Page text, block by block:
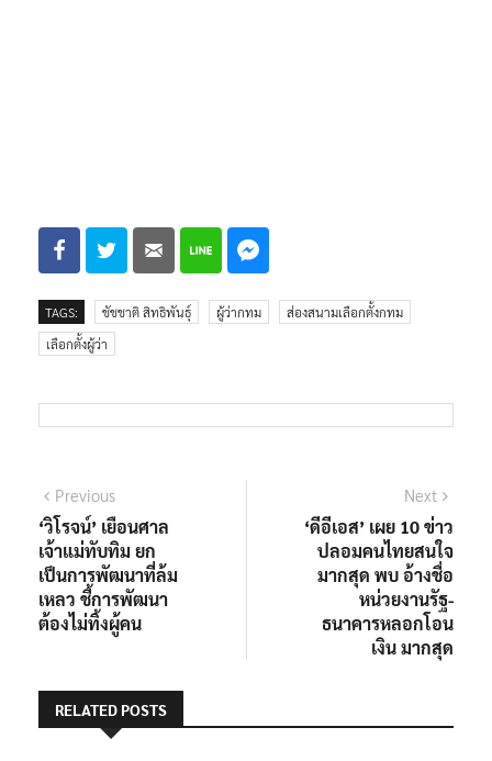
TAGS: ชัชชาติ สิทธิพันธุ์ ผู้ว่ากทม
ส่องสนามเลือกตั้งกทม
เลือกตั้งผู้ว่า
แนะแนว
เรื่อง
PreviousPrevious
post:
‘วิโรจน์’ เยือนศาล
เจ้าแม่ทับทิม ยก
เป็นการพัฒนาที่ล้ม
เหลว ชี้การพัฒนา
ต้องไม่ทิ้งผู้คน
Next
‘ดีอีเอส’ เผย 10 ข่าว
ปลอมคนไทยสนใจ
มากสุด พบ อ้างชื่อ
หน่วยงานรัฐ-
ธนาคารหลอกโอน
เงิน มากสุด
RELATED POSTS